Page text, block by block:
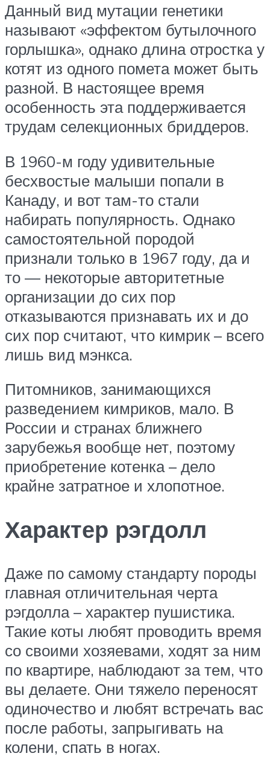
Данный вид мутации генетики
называют «эффектом бутылочного
горлышка», однако длина отростка у
котят из одного помета может быть
разной. В настоящее время
особенность эта поддерживается
трудам селекционных бриддеров.
В 1960-м году удивительные
бесхвостые малыши попали в
Канаду, и вот там-то стали
набирать популярность. Однако
самостоятельной породой
признали только в 1967 году, да и
то — некоторые авторитетные
организации до сих пор
отказываются признавать их и до
сих пор считают, что кимрик – всего
лишь вид мэнкса.
Питомников, занимающихся
разведением кимриков, мало. В
России и странах ближнего
зарубежья вообще нет, поэтому
приобретение котенка – дело
крайне затратное и хлопотное.
Характер рэгдолл
Даже по самому стандарту породы
главная отличительная черта
рэгдолла – характер пушистика.
Такие коты любят проводить время
со своими хозяевами, ходят за ним
по квартире, наблюдают за тем, что
вы делаете. Они тяжело переносят
одиночество и любят встречать вас
после работы, запрыгивать на
колени, спать в ногах.